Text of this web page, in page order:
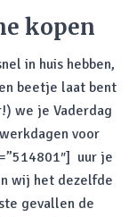
kopen
in huis hebben,
beetje laat bent
we je Vaderdag
voor
uur je
wij het dezelfde
gevallen de